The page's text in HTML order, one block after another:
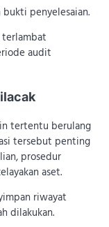
penyelesaian.
terlambat
audit
tertentu berulang
tersebut penting
prosedur
aset.
riwayat
dilakukan.